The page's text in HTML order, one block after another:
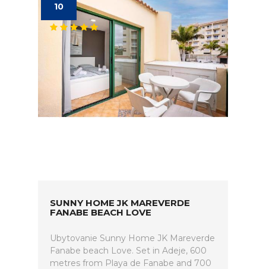
10
SUNNY HOME JK MAREVERDE
FANABE BEACH LOVE
Ubytovanie Sunny Home JK Mareverde
Fanabe beach Love. Set in Adeje, 600
metres from Playa de Fanabe and 700